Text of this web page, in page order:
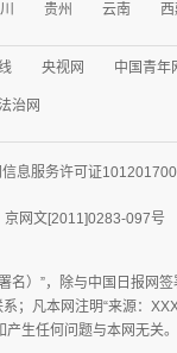
贵州 云南
央视网 中国青年
法治网
信息服务许可证
京网文[2011]0283-097号
名）”，除与中国日报网
；凡本网注明“来源：
生任何问题与本网无关。